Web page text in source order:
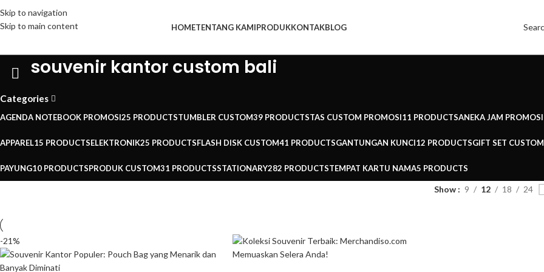
Skip to navigation
Skip to main content
HOMETENTANG KAMIPRODUKKONTAKBLOG
souvenir kantor custom bali
Categories
AGENDA NOTEBOOK PROMOSI25 PRODUCTSTUMBLER CUSTOM39 PRODUCTSTAS CUSTOM PROMOSI11 PRODUCTSANEKA JAM PROMOSI
APPAREL15 PRODUCTSELEKTRONIK25 PRODUCTSFLASH DISK CUSTOM41 PRODUCTSGANTUNGAN KUNCI12 PRODUCTSGIFT SET CUSTOM
PAYUNG10 PRODUCTSPRODUK CUSTOM31 PRODUCTSSTATIONARY282 PRODUCTSTEMPAT KARTU NAMA5 PRODUCTS
Show 9 12 18 24
-21%